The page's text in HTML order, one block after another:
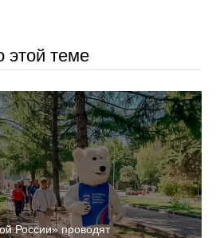
этой теме
России» проводят